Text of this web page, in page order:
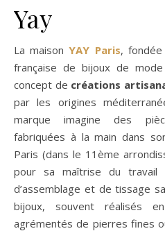
Yay
La maisonYAY Paris,
française de bijoux de
concept de créations
par les origines
marque imagine des
fabriquées à la main dans
Paris (dans le 11ème
pour sa maîtrise du
d’assemblage et de tissage
bijoux, souvent réalisés
agrémentés de pierres fines